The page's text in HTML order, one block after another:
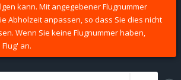
kann. Mit angegebener Flugnummer
Abholzeit anpassen, so dass Sie dies nicht
Wenn Sie keine Flugnummer haben,
an.